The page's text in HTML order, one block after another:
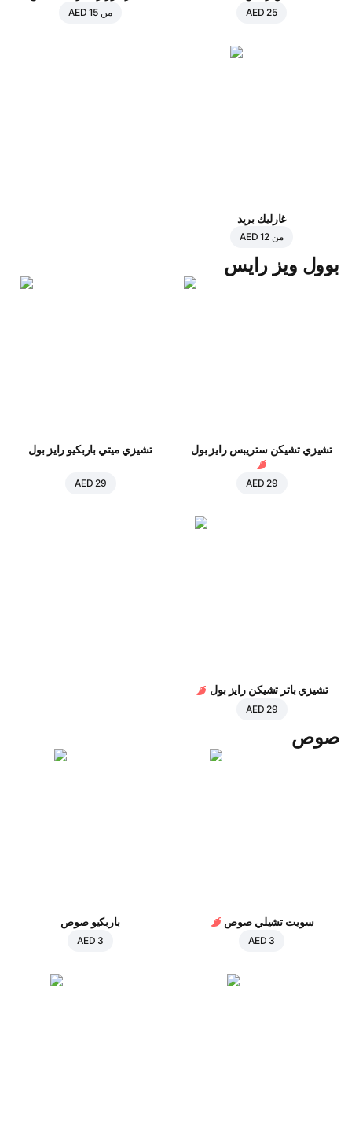
AED 25 من AED 15
غارليك بريد
من AED 12
بوول ويز رايس
تشيزي تشيكن ستريبس رايز بول
AED 29
تشيزي ميتي باربكيو رايز بول
AED 29
تشيزي باتر تشيكن رايز بول
AED 29
صوص
سويت تشيلي صوص
AED 3
باربكيو صوص
AED 3